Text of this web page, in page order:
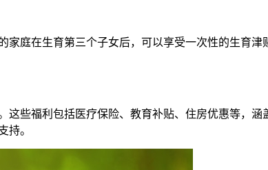
在生育第三个子女后，可以享受一次性的生育津
些福利包括医疗保险、教育补贴、住房优惠等，涵
持。